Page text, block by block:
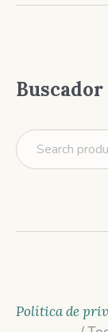
Buscador
Política de